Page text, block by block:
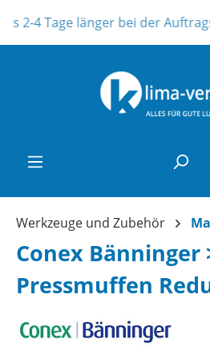
Zum Hauptinhalt springen
2-4 Tage länger bei der
Werkzeuge und Zubehör
Conex Bänninger
Pressmuffen